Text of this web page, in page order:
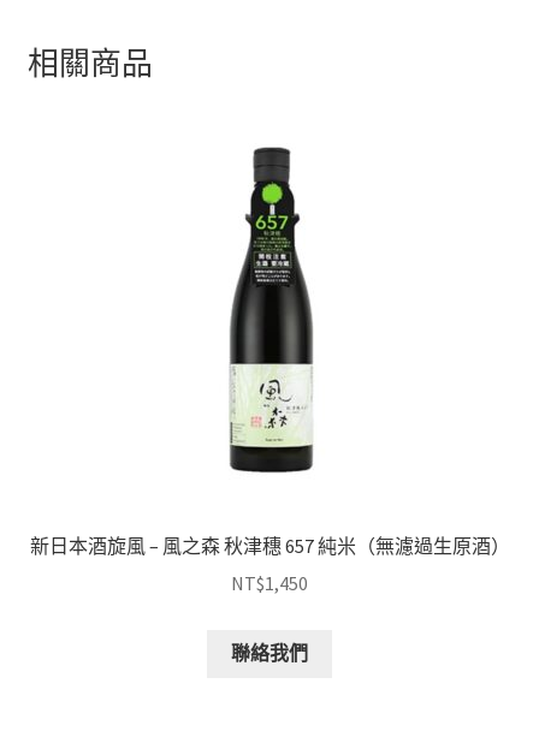
相關商品
新日本酒旋風 – 風之森 秋津穗 657 純米（無濾過生原酒）
NT$1,450
聯絡我們